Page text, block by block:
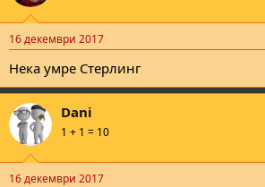
16 декември 2017
Нека умре Стерлинг
Dani
1 + 1 = 10
16 декември 2017